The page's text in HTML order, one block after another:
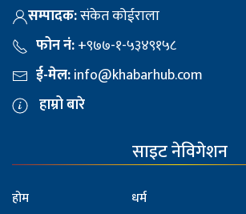
सम्पादक:संकेत कोईराला
फोन नं:+९७७-१-५३४९१५८
ई-मेल:info@khabarhub.com
हाम्रो बारे
साइट नेविगेशन
होम
धर्म